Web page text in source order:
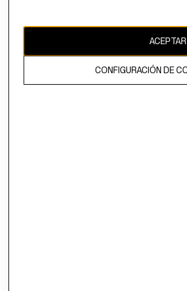
El contenido de esta página web está protegido
propiedad de H&M Hennes & Mauritz AB.
CONFIGURACIÓN DE